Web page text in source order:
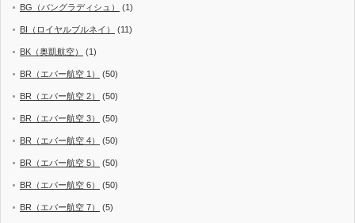
BG（バングラディシュ） (1)
BI（ロイヤルブルネイ） (11)
BK（奥凱航空） (1)
BR（エバー航空 1） (50)
BR（エバー航空 2） (50)
BR（エバー航空 3） (50)
BR（エバー航空 4） (50)
BR（エバー航空 5） (50)
BR（エバー航空 6） (50)
BR（エバー航空 7） (5)